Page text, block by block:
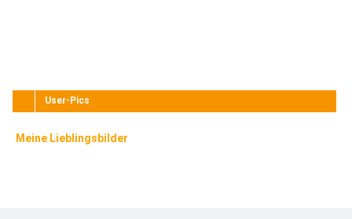
User-Pics
Meine Lieblingsbilder